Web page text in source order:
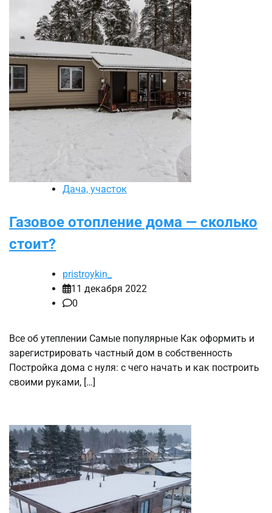
Дача, участок
Газовое отопление дома — сколько
стоит?
pristroykin_
11 декабря 2022
0
Все об утеплении Самые популярные Как оформить и
зарегистрировать частный дом в собственность
Постройка дома с нуля: с чего начать и как построить
своими руками, […]